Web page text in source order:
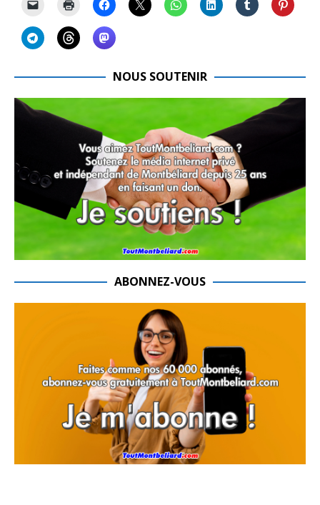
NOUS SOUTENIR
ABONNEZ-VOUS